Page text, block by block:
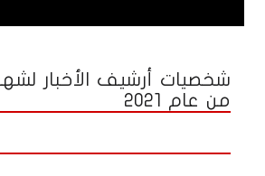
شخصيات أرشيف الأخبار لشهر
من عام 2021